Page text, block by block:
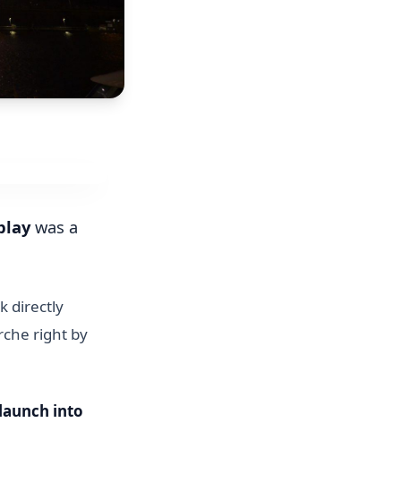
was a
directly
right by
into